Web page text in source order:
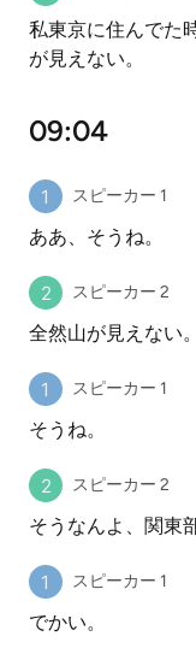
私東京に住んでた
が見えない。
09:04
スピーカー 1
ああ、そうね。
スピーカー 2
全然山が見えない。
スピーカー 1
そうね。
スピーカー 2
そうなんよ、関東
スピーカー 1
でかい。